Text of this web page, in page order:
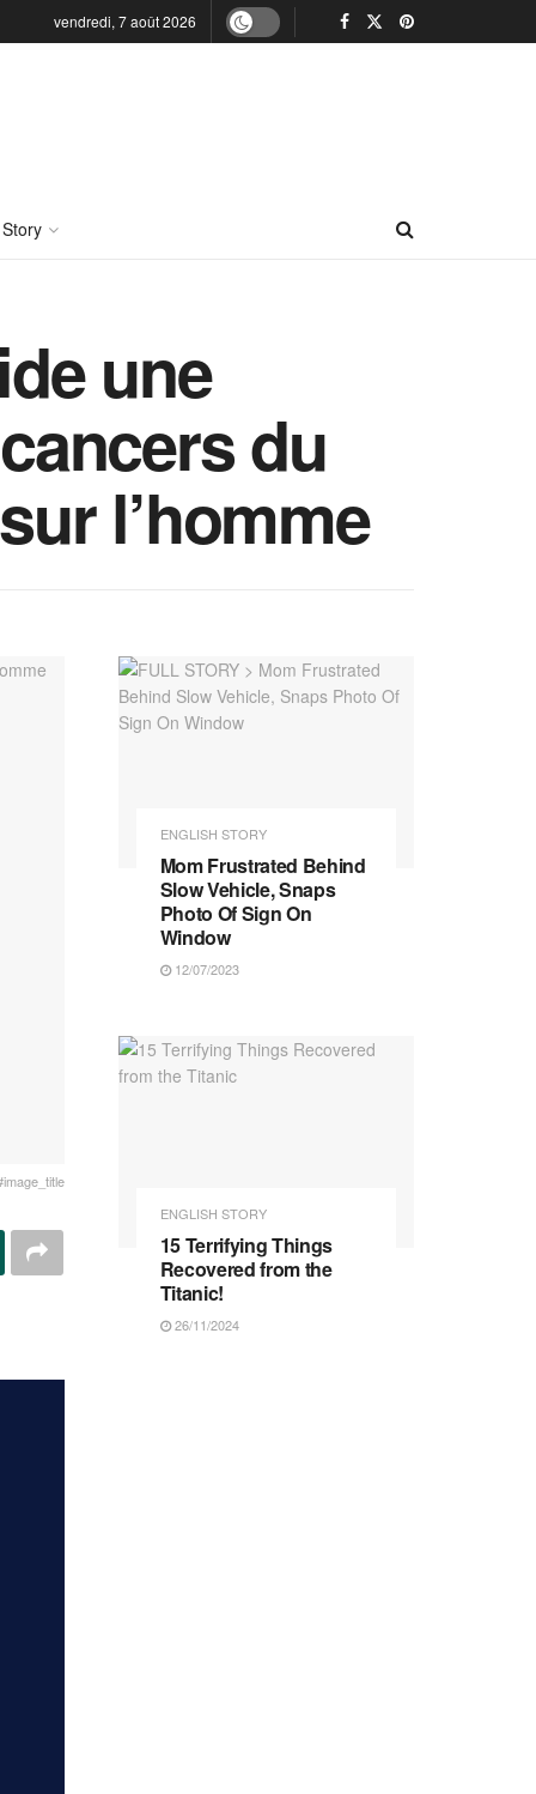
vendredi, 7 août 2026
une
du
l’homme
ENGLISH STORY
Mom Frustrated Behind
Slow Vehicle, Snaps
Photo Of Sign On
Window
12/07/2023
ENGLISH STORY
15 Terrifying Things
Recovered from the
Titanic!
26/11/2024